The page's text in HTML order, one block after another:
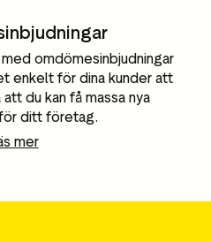
omdömesinbjudningar
enkelt för dina kunder att
du kan få massa nya
ditt företag.
mer